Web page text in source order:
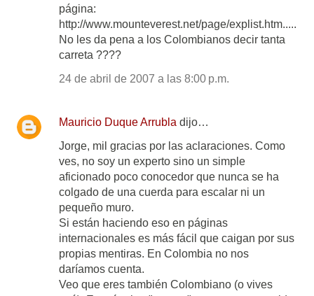
página:
http://www.mounteverest.net/page/explist.htm.....
No les da pena a los Colombianos decir tanta
carreta ????
24 de abril de 2007 a las 8:00 p.m.
Mauricio Duque Arrubla dijo…
Jorge, mil gracias por las aclaraciones. Como
ves, no soy un experto sino un simple
aficionado poco conocedor que nunca se ha
colgado de una cuerda para escalar ni un
pequeño muro.
Si están haciendo eso en páginas
internacionales es más fácil que caigan por sus
propias mentiras. En Colombia no nos
daríamos cuenta.
Veo que eres también Colombiano (o vives